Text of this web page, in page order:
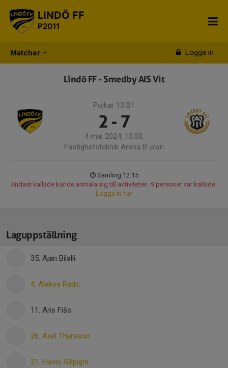
Matcher Logga in
LINDÖ FF
P2011
Lindö FF - Smedby AIS Vit
Pojkar 13 B1
2 - 7
4 maj 2024, 13:00,
Fastighetsteknik Arena B-plan
Samling 12:15
Endast kallade kunde anmäla sig till aktiviteten. 9 personer var kallade.
Logga in här
Laguppställning
35. Ajan Bilalli
4. Aleksa Radic
11. Aris Fišo
26. Axel Thyrsson
21. Flavio Silipigni